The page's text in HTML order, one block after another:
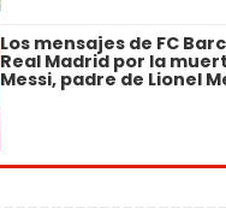
Los mensajes de FC
Real Madrid por la
Messi, padre de Lionel